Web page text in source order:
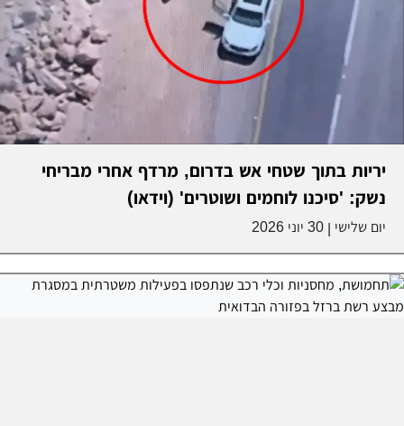
יריות בתוך שטחי אש בדרום, מרדף אחרי מבריחי
נשק: 'סיכנו לוחמים ושוטרים' (וידאו)
יום שלישי 30 יוני 2026